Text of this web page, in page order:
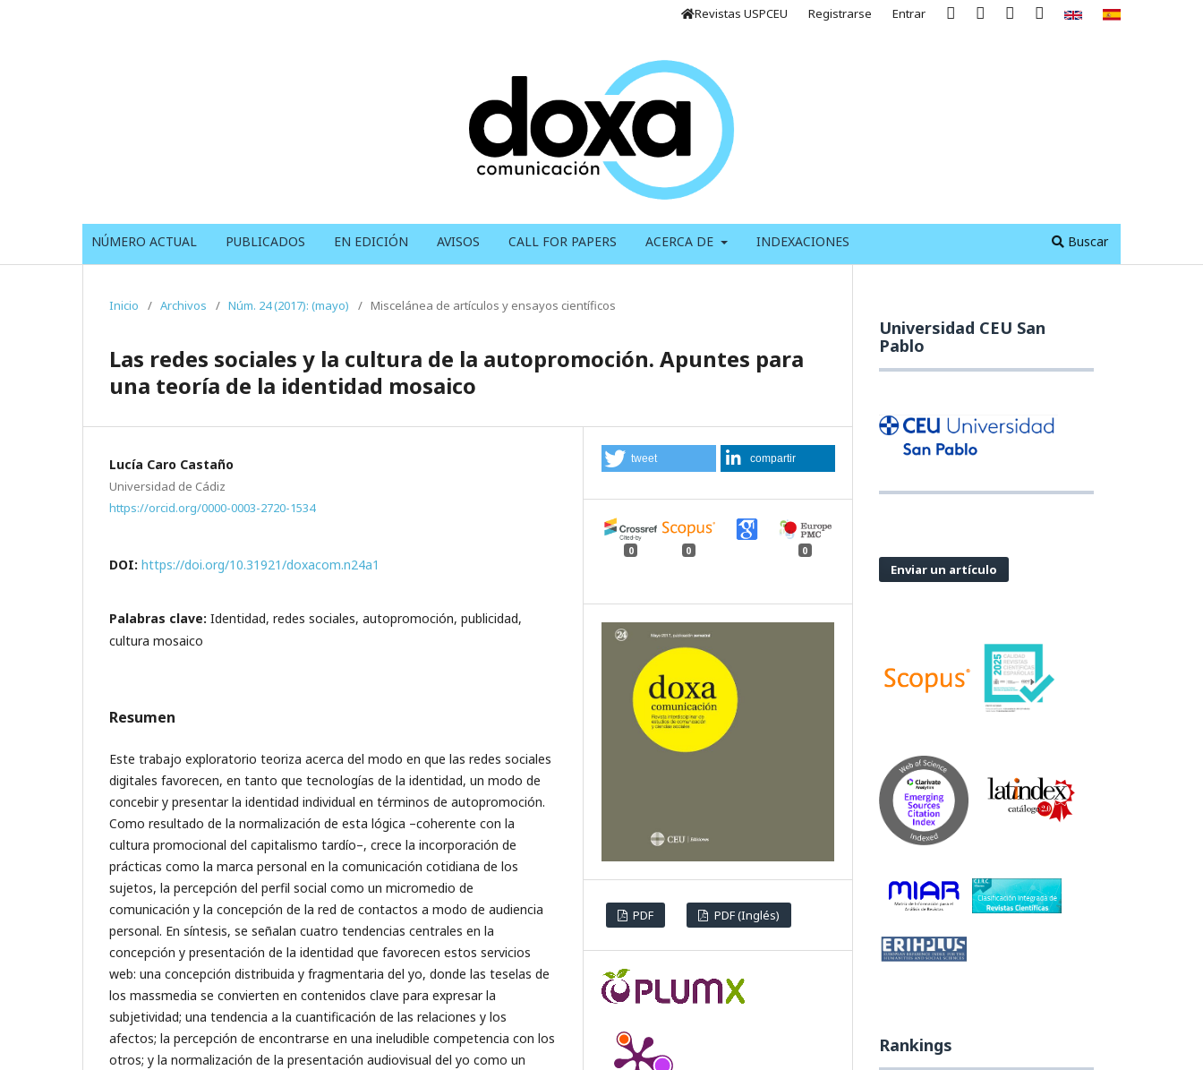
NÚMERO ACTUAL PUBLICADOS EN EDICIÓN AVISOS CALL FOR PAPERS ACERCA DE INDEXACIONES Buscar
Revistas USPCEU Registrarse Entrar
Inicio / Archivos / Núm. 24 (2017): (mayo) / Miscelánea de artículos y ensayos científicos
Las redes sociales y la cultura de la autopromoción. Apuntes para
una teoría de la identidad mosaico
Lucía Caro Castaño
Universidad de Cádiz
https://orcid.org/0000-0003-2720-1534
DOI: https://doi.org/10.31921/doxacom.n24a1
Palabras clave: Identidad, redes sociales, autopromoción, publicidad,
cultura mosaico
Resumen
Este trabajo exploratorio teoriza acerca del modo en que las redes sociales
digitales favorecen, en tanto que tecnologías de la identidad, un modo de
concebir y presentar la identidad individual en términos de autopromoción.
Como resultado de la normalización de esta lógica –coherente con la
cultura promocional del capitalismo tardío–, crece la incorporación de
prácticas como la marca personal en la comunicación cotidiana de los
sujetos, la percepción del perfil social como un micromedio de
comunicación y la concepción de la red de contactos a modo de audiencia
personal. En síntesis, se señalan cuatro tendencias centrales en la
concepción y presentación de la identidad que favorecen estos servicios
web: una concepción distribuida y fragmentaria del yo, donde las teselas de
los massmedia se convierten en contenidos clave para expresar la
subjetividad; una tendencia a la cuantificación de las relaciones y los
afectos; la percepción de encontrarse en una ineludible competencia con los
otros; y la normalización de la presentación audiovisual del yo como un
PDF PDF (Inglés)
tweet compartir
0 0 0
Universidad CEU San
Pablo
Enviar un artículo
Rankings